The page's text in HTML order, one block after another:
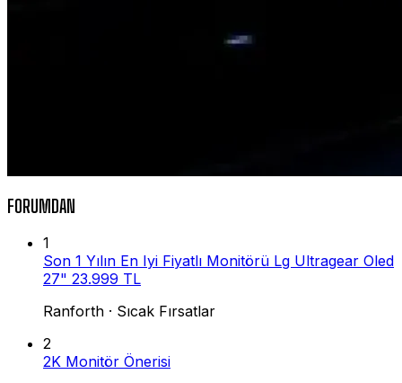
FORUMDAN
1
Son 1 Yılın En Iyi Fiyatlı Monitörü Lg Ultragear Oled
27" 23.999 TL
Ranforth · Sıcak Fırsatlar
2
2K Monitör Önerisi